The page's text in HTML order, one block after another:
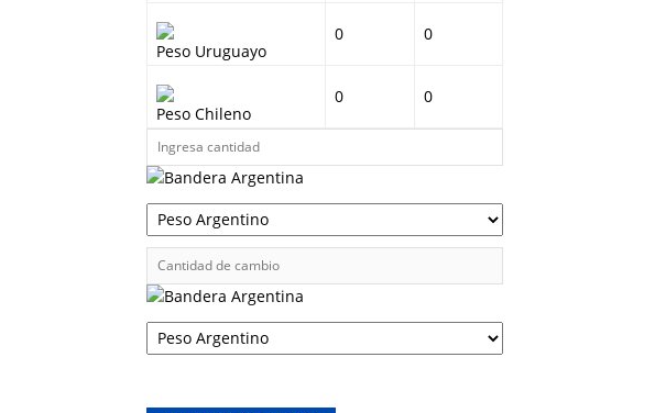
Peso Uruguayo
0 0
Peso Chileno
0 0